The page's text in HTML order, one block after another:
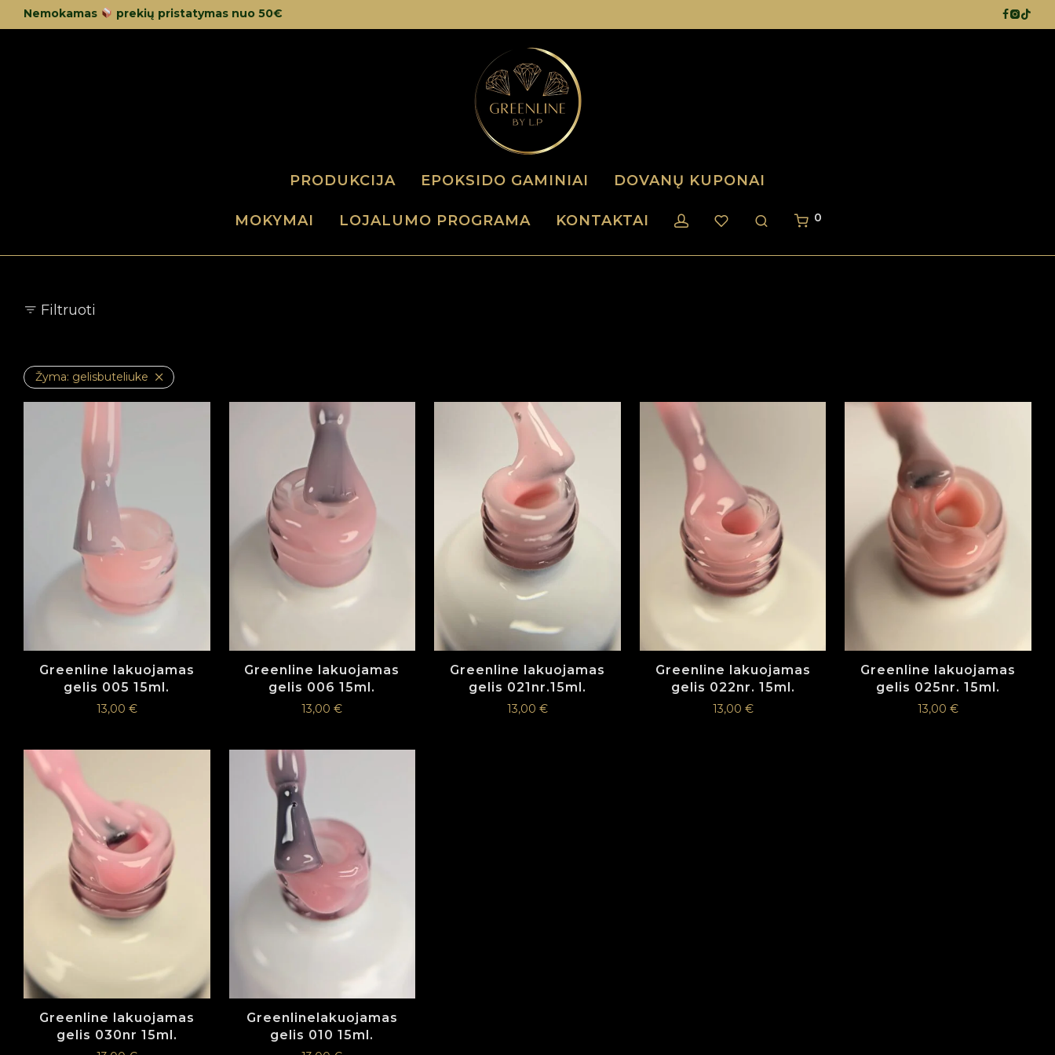
Nemokamas prekių pristatymas nuo 50€
PRODUKCIJA EPOKSIDO GAMINIAI DOVANŲ KUPONAI
MOKYMAI LOJALUMO PROGRAMA KONTAKTAI 0
Filtruoti
Žyma: gelisbuteliuke
Greenline lakuojamas
gelis 005 15ml.
13,00 €
Greenline lakuojamas
gelis 006 15ml.
13,00€
Greenline lakuojamas
gelis 021nr.15ml.
13,00 €
Greenline lakuojamas
gelis 022nr. 15ml.
13,00 €
Greenline lakuojamas
gelis 025nr. 15ml.
13,00€
Greenline lakuojamas
gelis 030nr 15ml.
Greenlinelakuojamas
gelis 010 15ml.